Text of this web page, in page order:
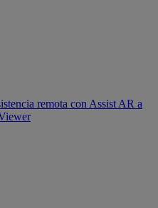
remota con Assist AR a